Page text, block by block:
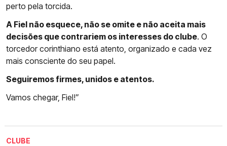
perto pela torcida.
A Fiel não esquece, não se omite e não aceita mais
decisões que contrariem os interesses do clube. O
torcedor corinthiano está atento, organizado e cada vez
mais consciente do seu papel.
Seguiremos firmes, unidos e atentos.
Vamos chegar, Fiel!”
CLUBE